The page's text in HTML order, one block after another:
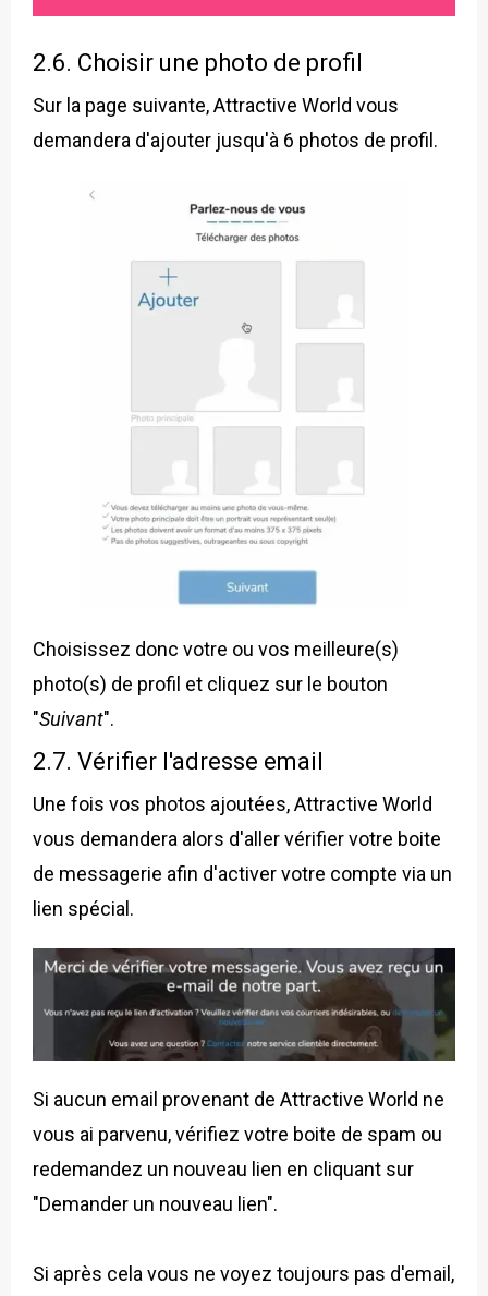
2.6. Choisir une photo de profil
Sur la page suivante, Attractive World vous
demandera d'ajouter jusqu'à 6 photos de profil.
Choisissez donc votre ou vos meilleure(s)
photo(s) de profil et cliquez sur le bouton
"Suivant".
2.7. Vérifier l'adresse email
Une fois vos photos ajoutées, Attractive World
vous demandera alors d'aller vérifier votre boite
de messagerie afin d'activer votre compte via un
lien spécial.
Si aucun email provenant de Attractive World ne
vous ai parvenu, vérifiez votre boite de spam ou
redemandez un nouveau lien en cliquant sur
"Demander un nouveau lien".
Si après cela vous ne voyez toujours pas d'email,